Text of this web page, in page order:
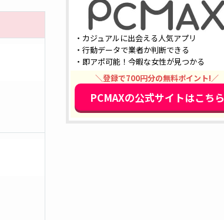
・カジュアルに出会える人気アプリ
・行動データで業者か判断できる
・即アポ可能！今暇な女性が見つかる
＼登録で700円分の無料ポイント!／
PCMAXの公式サイトはこちら